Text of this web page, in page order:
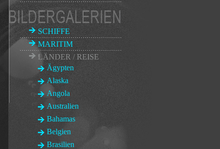
SCHIFFE
MARITIM
LÄNDER / REISE
Ägypten
Alaska
Angola
Australien
Bahamas
Belgien
Brasilien